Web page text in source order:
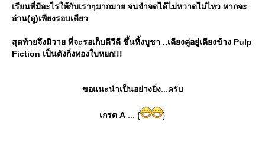
เรียนที่มีอะไรให้กับเราๆมากมาย จนจำจดได้ไม่หวาดไม่ไหว หากจะ
อ่าน(ดู)เพียงรอบเดียว
สุดท้ายจึงมิวาย ที่จะรอเก็บดีวีดี ขึ้นหิ้งบูชา ..เคียงคู่อยู่เคียงข้าง Pulp
Fiction เป็นดังกิ่งทองใบหยก!!!
ขอแนะนำเป็นอย่างยิ่ง...ครับ
เกรด A ... { }